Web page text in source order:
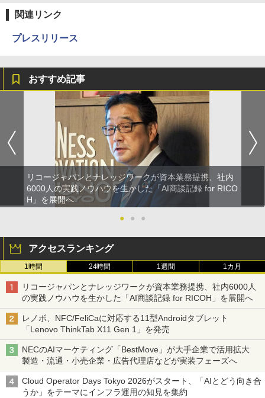
関連リンク
プレスリリース
おすすめ記事
リコージャパンとナレッジワークが資本業務提携、社内
6000人の実践ノウハウを生かした「AI商談記録 for RICO
H」を展開へ
●
● ●
アクセスランキング
1時間 24時間 1週間 1カ月
リコージャパンとナレッジワークが資本業務提携、社内6000人
の実践ノウハウを生かした「AI商談記録 for RICOH」を展開へ
レノボ、NFC/FeliCaに対応する11型Androidタブレット
「Lenovo ThinkTab X11 Gen 1」を発売
NECのAIマーケティング「BestMove」が大手企業で活用拡大
製造・流通・小売企業・広告代理店などが実装フェーズへ
Cloud Operator Days Tokyo 2026がスタート、「AIとどう向き合
うか」をテーマにインフラ運用の知見を集約